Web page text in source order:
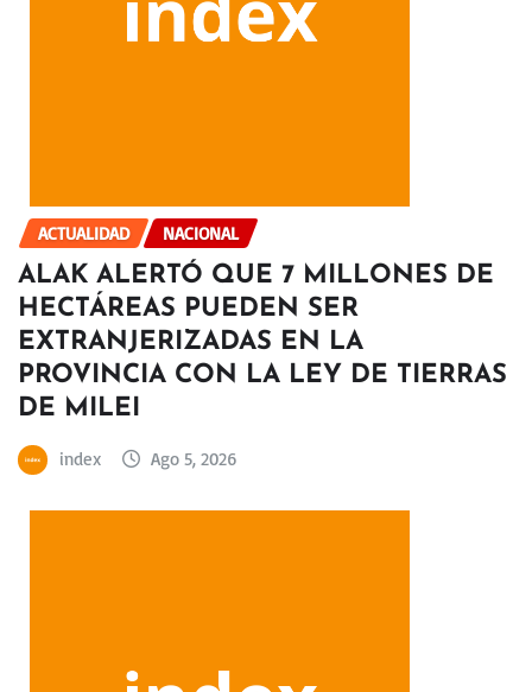
ACTUALIDAD NACIONAL
ALAK ALERTÓ QUE 7 MILLONES DE
HECTÁREAS PUEDEN SER
EXTRANJERIZADAS EN LA
PROVINCIA CON LA LEY DE TIERRAS
DE MILEI
index Ago 5, 2026